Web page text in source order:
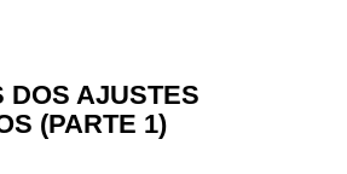
DOS AJUSTES
(PARTE 1)